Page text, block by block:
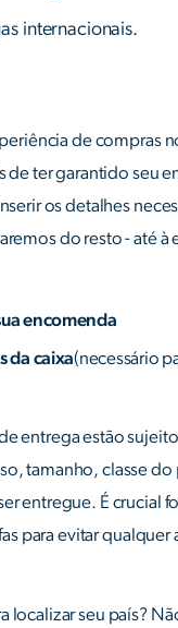
internacionais.
de compras
de ter garantido seu
os detalhes
do resto - até à
encomenda
da caixa(necessário
entrega estão
tamanho, classe
entregue. É crucial
para evitar
localizar seu país?